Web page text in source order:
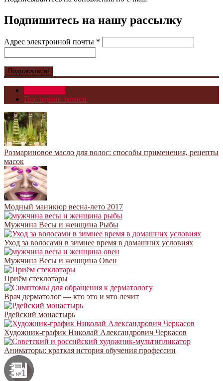
Подпишитесь на нашу рассылку
Адрес электронной почты *
Последние записи
Розмариновое масло для волос: способы применения, рецепты
масок
Модный маникюр весна-лето 2017
Мужчина Весы и женщина Рыбы
Уход за волосами в зимнее время в домашних условиях
Мужчина Весы и женщина Овен
Приём стеклотары
Врач дерматолог — кто это и что лечит
Рдейский монастырь
Художник-график Николай Александрович Черкасов
Аниматоры: краткая история обучения профессии